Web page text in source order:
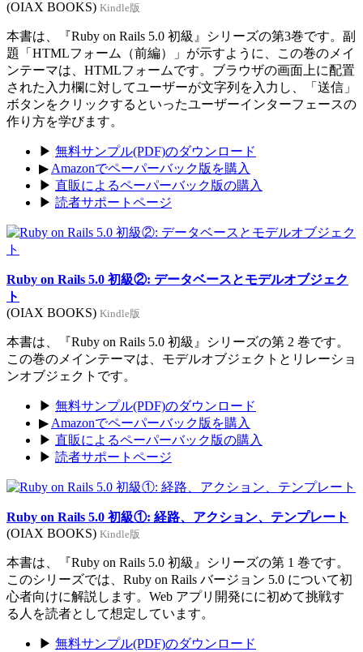
(OIAX BOOKS) Kindle版
本書は、『Ruby on Rails 5.0 初級』シリーズの第3巻です。副
題「HTMLフォーム（前編）」が示すように、この巻のメイ
ンテーマは、HTMLフォームです。ブラウザの画面上に配置
された入力欄に対してユーザーが文字列を入力し、「送信」
ボタンをクリックするといったユーザーインターフェースの
作り方を学びます。
▶ 無料サンプル(PDF)のダウンロード
▶ Amazonでペーパーバック版を購入
▶ 直販によるペーパーバック版の購入
▶ 読者サポートページ
Ruby on Rails 5.0 初級②: データベースとモデルオブジェク
ト
(OIAX BOOKS) Kindle版
本書は、『Ruby on Rails 5.0 初級』シリーズの第 2 巻です。
この巻のメインテーマは、モデルオブジェクトとリレーショ
ンオブジェクトです。
▶ 無料サンプル(PDF)のダウンロード
▶ Amazonでペーパーバック版を購入
▶ 直販によるペーパーバック版の購入
▶ 読者サポートページ
Ruby on Rails 5.0 初級①: 経路、アクション、テンプレート
(OIAX BOOKS) Kindle版
本書は、『Ruby on Rails 5.0 初級』シリーズの第 1 巻です。
このシリーズでは、Ruby on Rails バージョン 5.0 について初
心者向けに解説します。Web アプリ開発にに初めて挑戦す
る人を読者として想定しています。
▶ 無料サンプル(PDF)のダウンロード